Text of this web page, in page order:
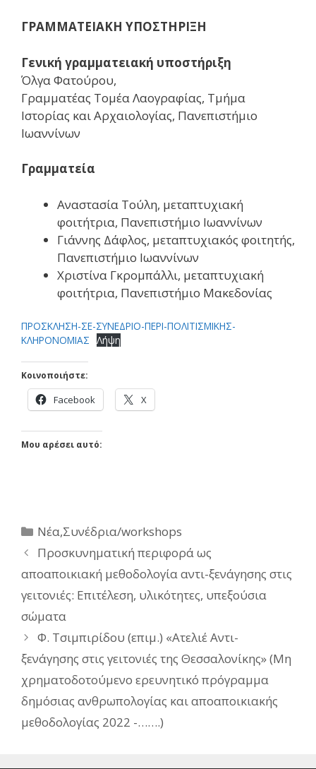
ΓΡΑΜΜΑΤΕΙΑΚΗ ΥΠΟΣΤΗΡΙΞΗ
Γενική γραμματειακή υποστήριξη
Όλγα Φατούρου,
Γραμματέας Τομέα Λαογραφίας, Τμήμα
Ιστορίας και Αρχαιολογίας, Πανεπιστήμιο
Ιωαννίνων
Γραμματεία
Αναστασία Τούλη, μεταπτυχιακή
φοιτήτρια, Πανεπιστήμιο Ιωαννίνων
Γιάννης Δάφλος, μεταπτυχιακός φοιτητής,
Πανεπιστήμιο Ιωαννίνων
Χριστίνα Γκρομπάλλι, μεταπτυχιακή
φοιτήτρια, Πανεπιστήμιο Μακεδονίας
ΠΡΟΣΚΛΗΣΗ-ΣΕ-ΣΥΝΕΔΡΙΟ-ΠΕΡΙ-ΠΟΛΙΤΙΣΜΙΚΗΣ-
ΚΛΗΡΟΝΟΜΙΑΣ Λήψη
Κοινοποιήστε:
Facebook X
Μου αρέσει αυτό:
Κατηγορίες
Νέα,Συνέδρια/workshops
Προσκυνηματική περιφορά ως
αποαποικιακή μεθοδολογία αντι-ξενάγησης στις
γειτονιές: Επιτέλεση, υλικότητες, υπεξούσια
σώματα
Φ. Τσιμπιρίδου (επιμ.) «Ατελιέ Αντι-
ξενάγησης στις γειτονιές της Θεσσαλονίκης» (Μη
χρηματοδοτούμενο ερευνητικό πρόγραμμα
δημόσιας ανθρωπολογίας και αποαποικιακής
μεθοδολογίας 2022 -…….)